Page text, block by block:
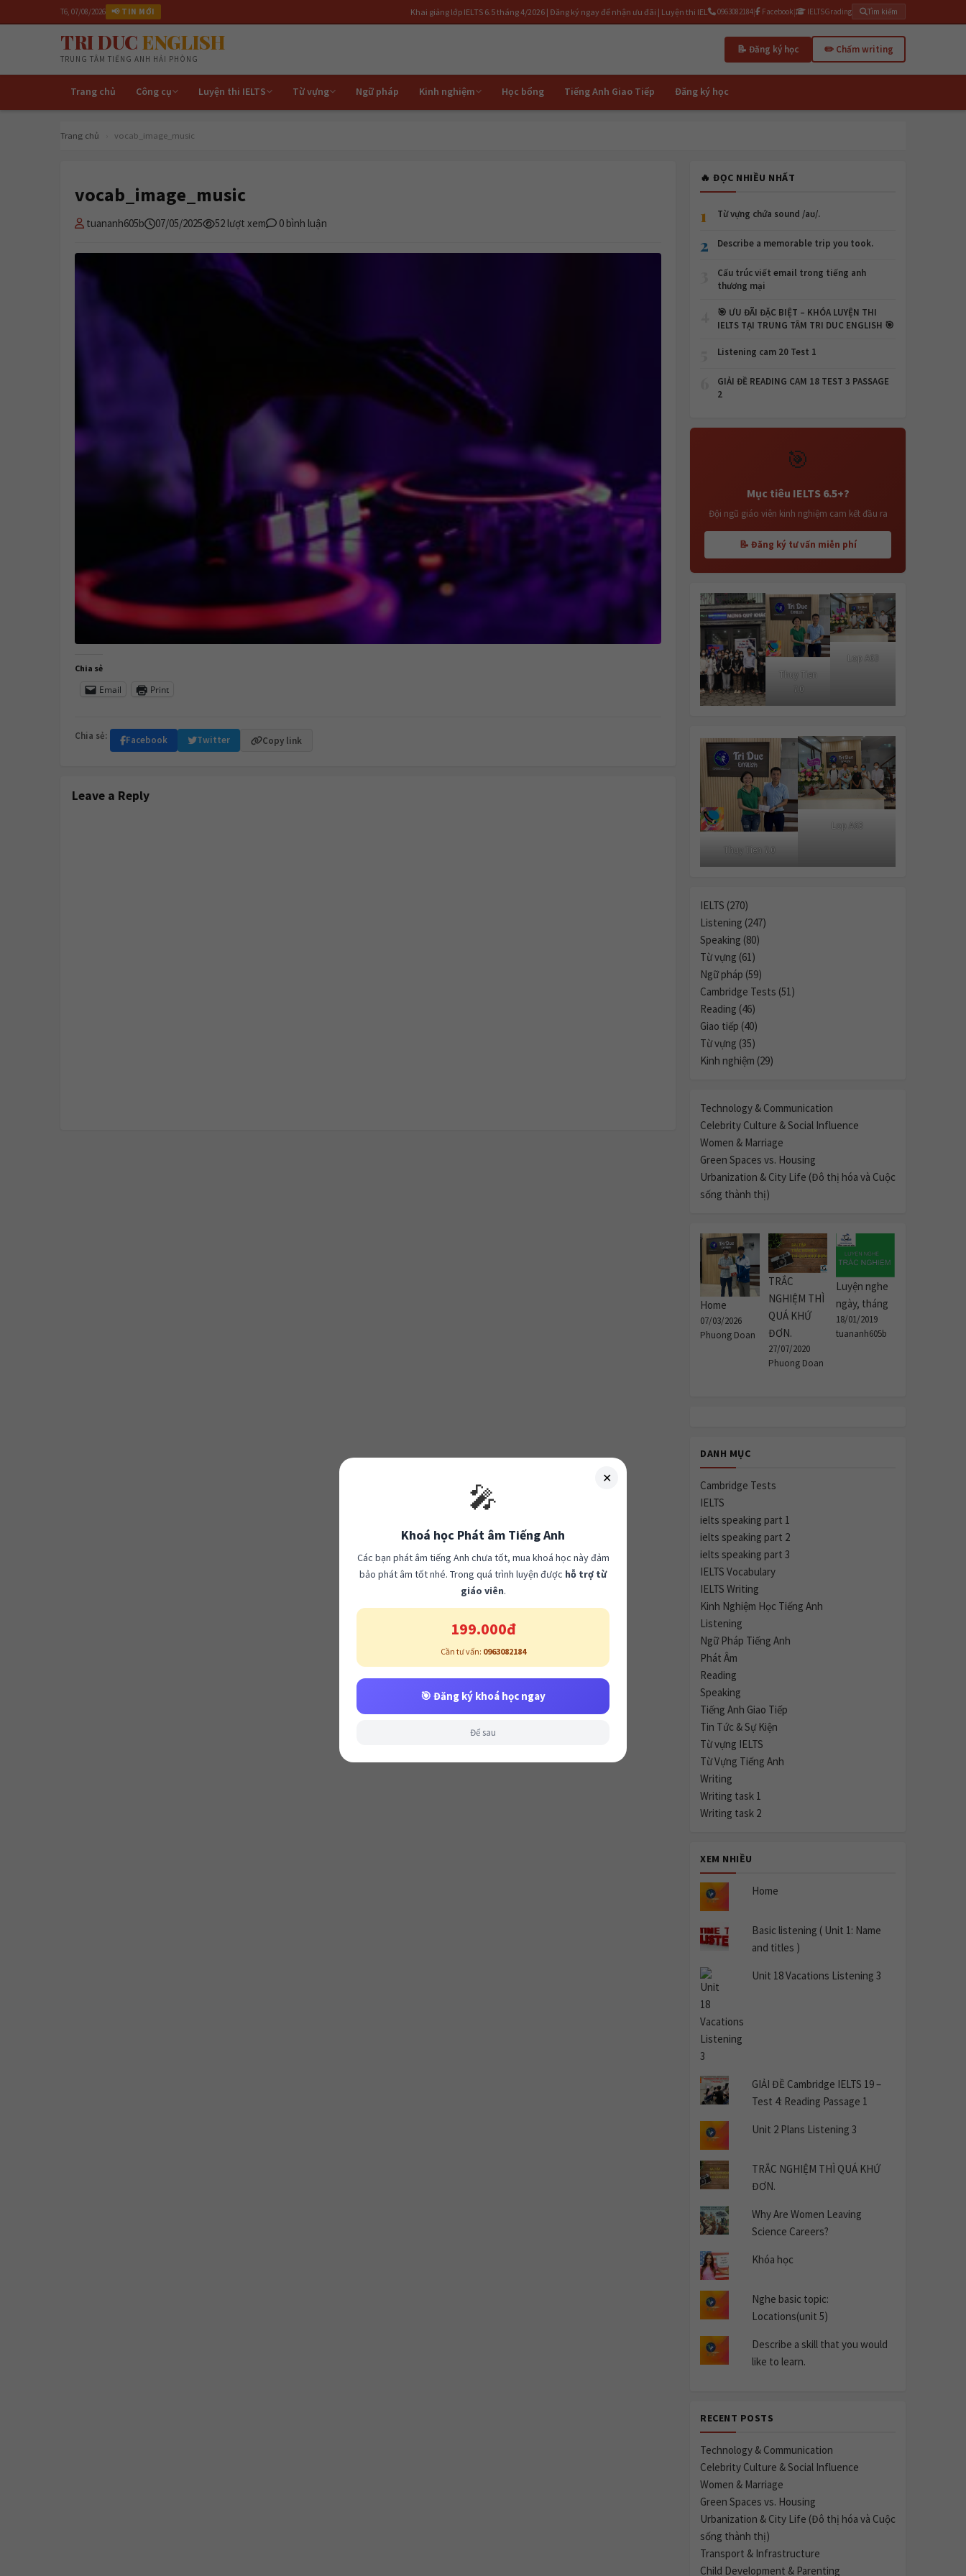
T6, 07/08/2026 📢 TIN MỚI Khai giảng lớp IELTS 6.5 tháng 4/2026 | Đăng ký ngay để nhận ưu đãi | Luyện thi IELTS cấp tốc 3 tháng | IELTSGrading.com - Chấm writing AI miễn phí
0963082184| Facebook| IELTSGrading Tìm kiếm
TRI DUC ENGLISH
TRUNG TÂM TIẾNG ANH HẢI PHÒNG
📝 Đăng ký học ✏️ Chấm writing
Trang chủ Công cụ Luyện thi IELTS Từ vựng Ngữ pháp Kinh nghiệm Học bổng Tiếng Anh Giao Tiếp Đăng ký học
Trang chủ vocab_image_music
vocab_image_music
tuananh605b 07/05/2025 52 lượt xem 0 bình luận
Chia sẻ
Email Print
Chia sẻ: Facebook Twitter Copy link
Leave a Reply
🔥 ĐỌC NHIỀU NHẤT
1 Từ vựng chứa sound /aʊ/.
2 Describe a memorable trip you took.
Cấu trúc viết email trong tiếng anh
thương mại
🎯 ƯU ĐÃI ĐẶC BIỆT – KHÓA LUYỆN THI
IELTS TẠI TRUNG TÂM TRI DUC ENGLISH 🎯
Listening cam 20 Test 1
GIẢI ĐỀ READING CAM 18 TEST 3 PASSAGE
2
🎯
Mục tiêu IELTS 6.5+?
Đội ngũ giáo viên kinh nghiệm cam kết đầu ra
📝 Đăng ký tư vấn miễn phí
Thuy Tien
7.0
Lop A63
Thuy Tien 7.0
Lop A63
IELTS (270)
Listening (247)
Speaking (80)
Từ vựng (61)
Ngữ pháp (59)
Cambridge Tests (51)
Reading (46)
Giao tiếp (40)
Từ vựng (35)
Kinh nghiệm (29)
Technology & Communication
Celebrity Culture & Social Influence
Women & Marriage
Green Spaces vs. Housing
Urbanization & City Life (Đô thị hóa và Cuộc
sống thành thị)
Home
07/03/2026
Phuong Doan
TRẮC
NGHIỆM THÌ
QUÁ KHỨ
ĐƠN.
27/07/2020
Phuong Doan
Luyện nghe
ngày, tháng
18/01/2019
tuananh605b
DANH MỤC
Cambridge Tests
IELTS
ielts speaking part 1
ielts speaking part 2
ielts speaking part 3
IELTS Vocabulary
IELTS Writing
Kinh Nghiệm Học Tiếng Anh
Listening
Ngữ Pháp Tiếng Anh
Phát Âm
Reading
Speaking
Tiếng Anh Giao Tiếp
Tin Tức & Sự Kiện
Từ vựng IELTS
Từ Vựng Tiếng Anh
Writing
Writing task 1
Writing task 2
XEM NHIỀU
Home
Basic listening ( Unit 1: Name
and titles )
Unit 18 Vacations Listening 3
GIẢI ĐỀ Cambridge IELTS 19 –
Test 4: Reading Passage 1
Unit 2 Plans Listening 3
TRẮC NGHIỆM THÌ QUÁ KHỨ
ĐƠN.
Why Are Women Leaving
Science Careers?
Khóa học
Nghe basic topic:
Locations(unit 5)
Describe a skill that you would
like to learn.
RECENT POSTS
Technology & Communication
Celebrity Culture & Social Influence
Women & Marriage
Green Spaces vs. Housing
Urbanization & City Life (Đô thị hóa và Cuộc
sống thành thị)
Transport & Infrastructure
Child Development & Parenting
✕
🎤
Khoá học Phát âm Tiếng Anh
Các bạn phát âm tiếng Anh chưa tốt, mua khoá học này đảm
bảo phát âm tốt nhé. Trong quá trình luyện được hỗ trợ từ
giáo viên.
199.000đ
Cần tư vấn: 0963082184
🎯 Đăng ký khoá học ngay
Để sau